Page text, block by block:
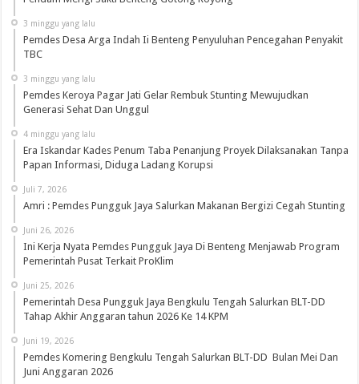
3 minggu yang lalu
Pemdes Desa Arga Indah Ii Benteng Penyuluhan Pencegahan Penyakit
TBC
3 minggu yang lalu
Pemdes Keroya Pagar Jati Gelar Rembuk Stunting Mewujudkan
Generasi Sehat Dan Unggul
4 minggu yang lalu
Era Iskandar Kades Penum Taba Penanjung Proyek Dilaksanakan Tanpa
Papan Informasi, Diduga Ladang Korupsi
Juli 7, 2026
Amri : Pemdes Pungguk Jaya Salurkan Makanan Bergizi Cegah Stunting
Juni 26, 2026
Ini Kerja Nyata Pemdes Pungguk Jaya Di Benteng Menjawab Program
Pemerintah Pusat Terkait ProKlim
Juni 25, 2026
Pemerintah Desa Pungguk Jaya Bengkulu Tengah Salurkan BLT-DD
Tahap Akhir Anggaran tahun 2026 Ke 14 KPM
Juni 19, 2026
Pemdes Komering Bengkulu Tengah Salurkan BLT-DD Bulan Mei Dan
Juni Anggaran 2026